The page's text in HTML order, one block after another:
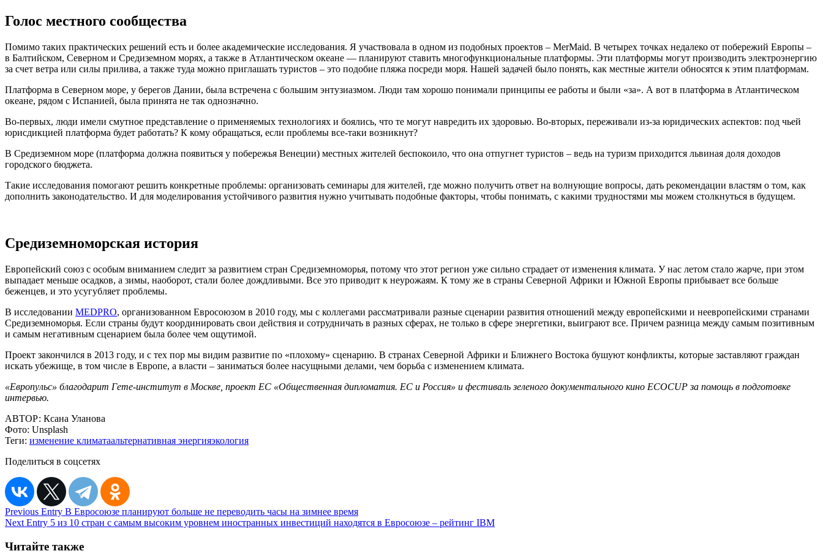
Голос местного сообщества
Помимо таких практических решений есть и более академические исследования. Я участвовала в одном из подобных проектов – MerMaid. В четырех точках недалеко от побережий Европы –
в Балтийском, Северном и Средиземном морях, а также в Атлантическом океане — планируют ставить многофункциональные платформы. Эти платформы могут производить электроэнергию
за счет ветра или силы прилива, а также туда можно приглашать туристов – это подобие пляжа посреди моря. Нашей задачей было понять, как местные жители обносятся к этим платформам.
Платформа в Северном море, у берегов Дании, была встречена с большим энтузиазмом. Люди там хорошо понимали принципы ее работы и были «за». А вот в платформа в Атлантическом
океане, рядом с Испанией, была принята не так однозначно.
Во-первых, люди имели смутное представление о применяемых технологиях и боялись, что те могут навредить их здоровью. Во-вторых, переживали из-за юридических аспектов: под чьей
юрисдикцией платформа будет работать? К кому обращаться, если проблемы все-таки возникнут?
В Средиземном море (платформа должна появиться у побережья Венеции) местных жителей беспокоило, что она отпугнет туристов – ведь на туризм приходится львиная доля доходов
городского бюджета.
Такие исследования помогают решить конкретные проблемы: организовать семинары для жителей, где можно получить ответ на волнующие вопросы, дать рекомендации властям о том, как
дополнить законодательство. И для моделирования устойчивого развития нужно учитывать подобные факторы, чтобы понимать, с какими трудностями мы можем столкнуться в будущем.
Средиземноморская история
Европейский союз с особым вниманием следит за развитием стран Средиземноморья, потому что этот регион уже сильно страдает от изменения климата. У нас летом стало жарче, при этом
выпадает меньше осадков, а зимы, наоборот, стали более дождливыми. Все это приводит к неурожаям. К тому же в страны Северной Африки и Южной Европы прибывает все больше
беженцев, и это усугубляет проблемы.
В исследовании MEDPRO, организованном Евросоюзом в 2010 году, мы с коллегами рассматривали разные сценарии развития отношений между европейскими и неевропейскими странами
Средиземноморья. Если страны будут координировать свои действия и сотрудничать в разных сферах, не только в сфере энергетики, выиграют все. Причем разница между самым позитивным
и самым негативным сценарием была более чем ощутимой.
Проект закончился в 2013 году, и с тех пор мы видим развитие по «плохому» сценарию. В странах Северной Африки и Ближнего Востока бушуют конфликты, которые заставляют граждан
искать убежище, в том числе в Европе, а власти – заниматься более насущными делами, чем борьба с изменением климата.
«Европульс» благодарит Гете-институт в Москве, проект ЕС «Общественная дипломатия. ЕС и Россия» и фестиваль зеленого документального кино ECOCUP за помощь в подготовке
интервью.
АВТОР: Ксана Уланова
Фото: Unsplash
Теги: изменение климатаальтернативная энергияэкология
Поделиться в соцсетях
Навигация
по
записям
Previous Entry В Евросоюзе планируют больше не переводить часы на зимнее время
Next Entry 5 из 10 стран с самым высоким уровнем иностранных инвестиций находятся в Евросоюзе – рейтинг IBM
Читайте также